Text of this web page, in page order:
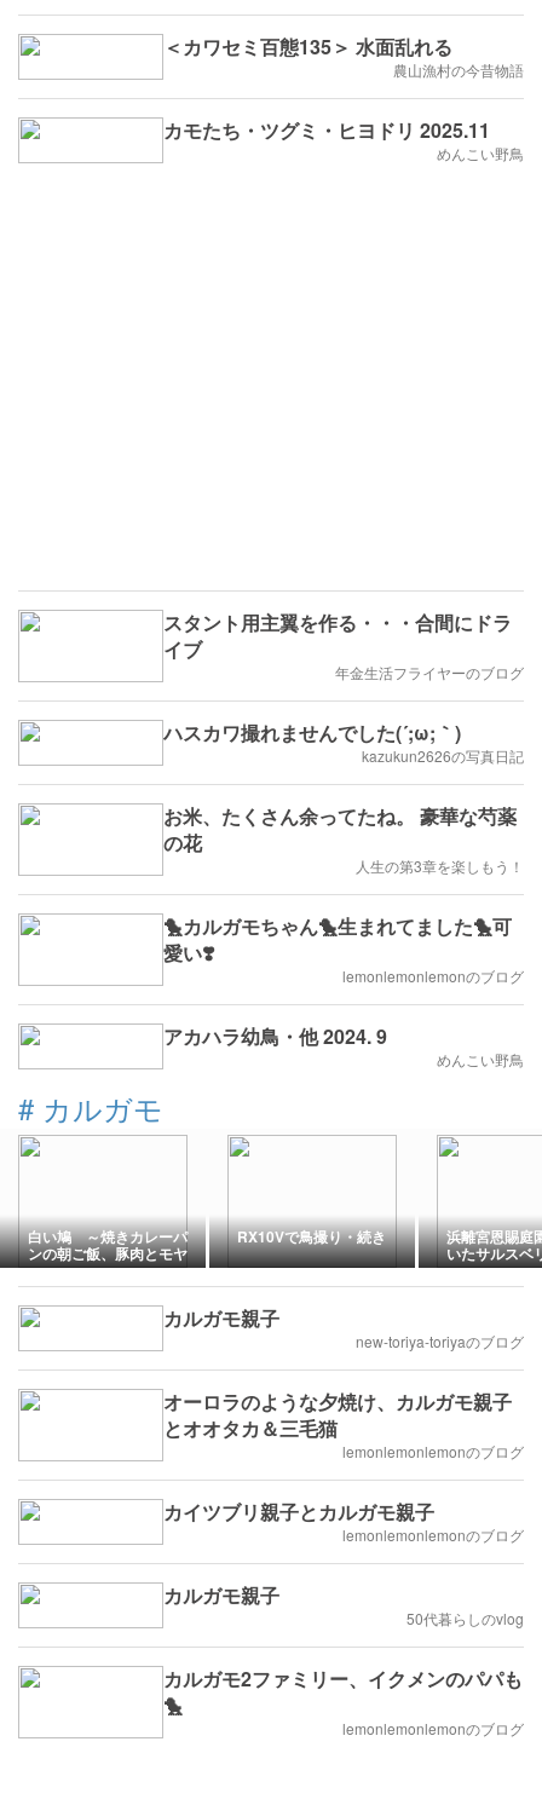
＜カワセミ百態135＞ 水面乱れる
農山漁村の今昔物語
カモたち・ツグミ・ヒヨドリ 2025.11
めんこい野鳥
スタント用主翼を作る・・・合間にドラ
イブ
年金生活フライヤーのブログ
ハスカワ撮れませんでした(´;ω;｀)
kazukun2626の写真日記
お米、たくさん余ってたね。 豪華な芍薬
の花
人生の第3章を楽しもう！
🐤カルガモちゃん🐤生まれてました🐤可
愛い❣️
lemonlemonlemonのブログ
アカハラ幼鳥・他 2024. 9
めんこい野鳥
# カルガモ
白い鳩 ～焼きカレーパ
ンの朝ご飯、豚肉とモヤ
シのレンチン蒸しの晩ご
飯～
RX10Vで鳥撮り・続き 浜離宮恩賜庭
いたサルスベ
紅）とカルガ
カルガモ親子
new-toriya-toriyaのブログ
オーロラのような夕焼け、カルガモ親子
とオオタカ＆三毛猫
lemonlemonlemonのブログ
カイツブリ親子とカルガモ親子
lemonlemonlemonのブログ
カルガモ親子
50代暮らしのvlog
カルガモ2ファミリー、イクメンのパパも
🐤
lemonlemonlemonのブログ